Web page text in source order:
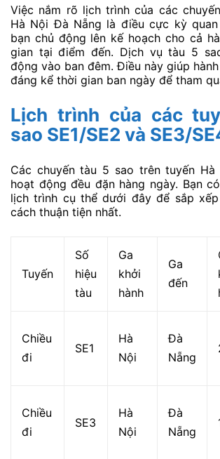
Việc nắm rõ lịch trình của các
Hà Nội Đà Nẵng là điều cực kỳ
bạn chủ động lên kế hoạch cho cả
gian tại điểm đến. Dịch vụ tàu 5
động vào ban đêm. Điều này giúp
đáng kể thời gian ban ngày để tham
Lịch trình của các
sao SE1/SE2 và SE3/
Các chuyến tàu 5 sao trên tuyến
hoạt động đều đặn hàng ngày. Bạn
lịch trình cụ thể dưới đây để sắp
cách thuận tiện nhất.
Tuyến
Số
hiệu
tàu
Ga
khởi
hành
Ga
đến
Chiều
đi
SE1
Hà
Nội
Đà
Nẵng
Chiều
đi
SE3
Hà
Nội
Đà
Nẵng